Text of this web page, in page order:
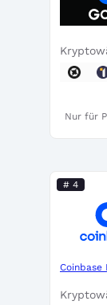
Nur für
# 4
Coinbase